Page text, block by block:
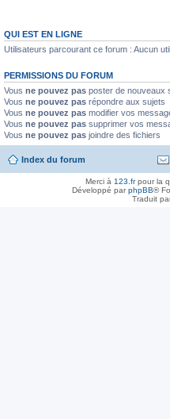
QUI EST EN LIGNE
Utilisateurs parcourant ce forum : Aucun
PERMISSIONS DU FORUM
Vous ne pouvez pas poster de nouveaux
Vous ne pouvez pas répondre aux sujets
Vous ne pouvez pas modifier vos
Vous ne pouvez pas supprimer vos
Vous ne pouvez pas joindre des fichiers
Index du forum
Merci à 123.frpour la
Développé parphpBB®
Traduit